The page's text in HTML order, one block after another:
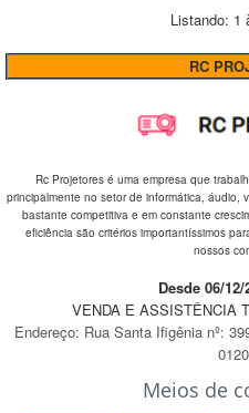
Listando: 1
RC
Rc Projetores é uma empresa que
principalmente no setor de informática, áudio,
bastante competitiva e em constante
eficiência são critérios importantíssimos
nossos
Desde 06/
VENDA E ASSISTÊNCIA
Endereço: Rua Santa Ifigênianº:
Meios de